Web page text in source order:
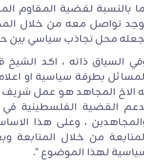
بالنسبة لقضية المقاوم
تواصل معه من خلال
محل تجاذب سياسي بين
السياق ذاته ، اكد
بطرقة سياسية او
الاخ المجاهد هو عمل شريف
القضية الفلسطينية في
، وعلى هذا
من خلال المتابعة
لهذا الموضوع ".